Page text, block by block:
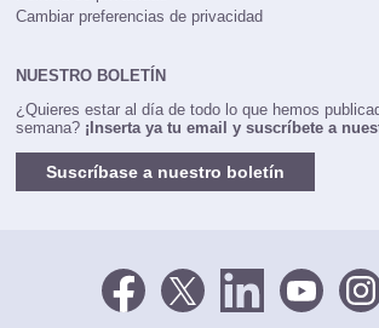
Cambiar preferencias de privacidad
NUESTRO BOLETÍN
¿Quieres estar al día de todo lo que hemos
semana? ¡Inserta ya tu email y suscríbete a
Suscríbase a nuestro boletín